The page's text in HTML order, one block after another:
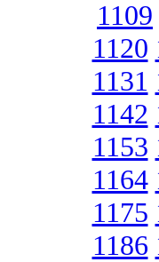
1109
1120
1131
1142
1153
1164
1175
1186